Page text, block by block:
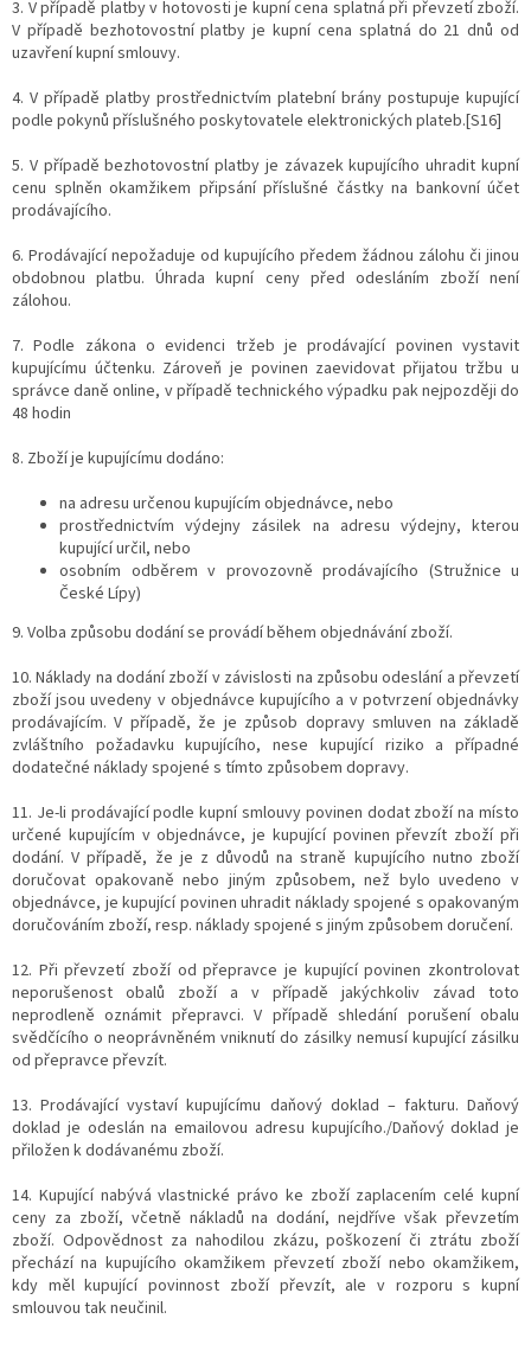
3. V případě platby v hotovosti je kupní cena splatná při převzetí zboží.
V případě bezhotovostní platby je kupní cena splatná do 21 dnů od
uzavření kupní smlouvy.
4. V případě platby prostřednictvím platební brány postupuje kupující
podle pokynů příslušného poskytovatele elektronických plateb.[S16]
5. V případě bezhotovostní platby je závazek kupujícího uhradit kupní
cenu splněn okamžikem připsání příslušné částky na bankovní účet
prodávajícího.
6. Prodávající nepožaduje od kupujícího předem žádnou zálohu či jinou
obdobnou platbu. Úhrada kupní ceny před odesláním zboží není
zálohou.
7. Podle zákona o evidenci tržeb je prodávající povinen vystavit
kupujícímu účtenku. Zároveň je povinen zaevidovat přijatou tržbu u
správce daně online, v případě technického výpadku pak nejpozději do
48 hodin
8. Zboží je kupujícímu dodáno:
na adresu určenou kupujícím objednávce, nebo
prostřednictvím výdejny zásilek na adresu výdejny, kterou
kupující určil, nebo
osobním odběrem v provozovně prodávajícího (Stružnice u
České Lípy)
9. Volba způsobu dodání se provádí během objednávání zboží.
10. Náklady na dodání zboží v závislosti na způsobu odeslání a převzetí
zboží jsou uvedeny v objednávce kupujícího a v potvrzení objednávky
prodávajícím. V případě, že je způsob dopravy smluven na základě
zvláštního požadavku kupujícího, nese kupující riziko a případné
dodatečné náklady spojené s tímto způsobem dopravy.
11. Je-li prodávající podle kupní smlouvy povinen dodat zboží na místo
určené kupujícím v objednávce, je kupující povinen převzít zboží při
dodání. V případě, že je z důvodů na straně kupujícího nutno zboží
doručovat opakovaně nebo jiným způsobem, než bylo uvedeno v
objednávce, je kupující povinen uhradit náklady spojené s opakovaným
doručováním zboží, resp. náklady spojené s jiným způsobem doručení.
12. Při převzetí zboží od přepravce je kupující povinen zkontrolovat
neporušenost obalů zboží a v případě jakýchkoliv závad toto
neprodleně oznámit přepravci. V případě shledání porušení obalu
svědčícího o neoprávněném vniknutí do zásilky nemusí kupující zásilku
od přepravce převzít.
13. Prodávající vystaví kupujícímu daňový doklad – fakturu. Daňový
doklad je odeslán na emailovou adresu kupujícího./Daňový doklad je
přiložen k dodávanému zboží.
14. Kupující nabývá vlastnické právo ke zboží zaplacením celé kupní
ceny za zboží, včetně nákladů na dodání, nejdříve však převzetím
zboží. Odpovědnost za nahodilou zkázu, poškození či ztrátu zboží
přechází na kupujícího okamžikem převzetí zboží nebo okamžikem,
kdy měl kupující povinnost zboží převzít, ale v rozporu s kupní
smlouvou tak neučinil.